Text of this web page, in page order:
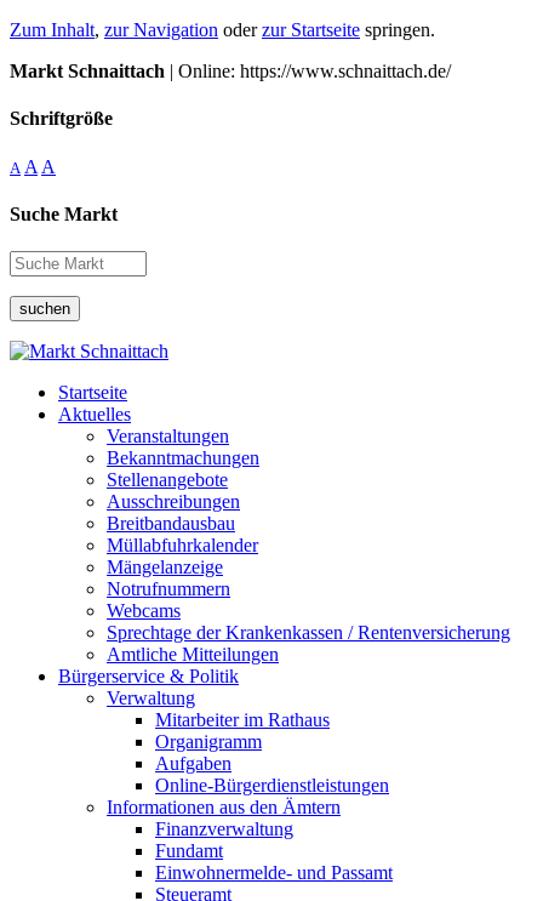
Zum Inhalt, zur Navigation oderzur Startseite springen.
Markt Schnaittach | Online: https://www.schnaittach.de/
Schriftgröße
A A A
Suche Markt
suchen
Startseite
Aktuelles
Veranstaltungen
Bekanntmachungen
Stellenangebote
Ausschreibungen
Breitbandausbau
Müllabfuhrkalender
Mängelanzeige
Notrufnummern
Webcams
Sprechtage der Krankenkassen / Rentenversicherung
Amtliche Mitteilungen
Bürgerservice & Politik
Verwaltung
Mitarbeiter im Rathaus
Organigramm
Aufgaben
Online-Bürgerdienstleistungen
Informationen aus den Ämtern
Finanzverwaltung
Fundamt
Einwohnermelde- und Passamt
Steueramt